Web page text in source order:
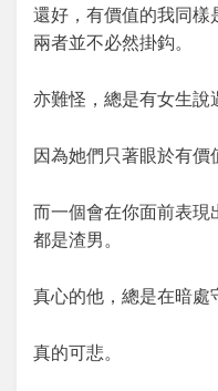
還好，有價值的我同樣
兩者並不必然掛鈎。
亦難怪，總是有女生說
因為她們只著眼於有價
而一個會在你面前表現
都是渣男。
真心的他，總是在暗處
真的可悲。